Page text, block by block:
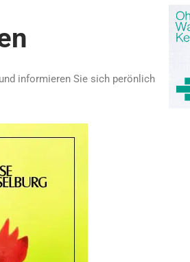
informieren Sie sich perönlich